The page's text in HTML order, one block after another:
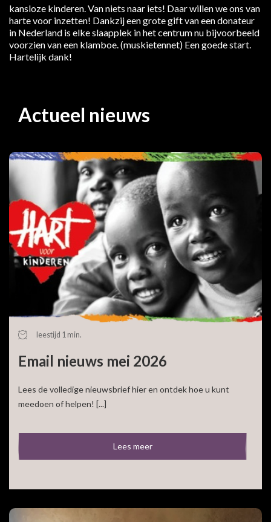
kansloze kinderen. Van niets naar iets! Daar willen we ons van
harte voor inzetten! Dankzij een grote gift van een donateur
in Nederland is elke slaapplek in het centrum nu bijvoorbeeld
voorzien van een klamboe. (muskietennet) Een goede start.
Hartelijk dank!
Actueel nieuws
leestijd 1 min.
Email nieuws mei 2026
Lees de volledige nieuwsbrief hier en ontdek hoe u kunt
meedoen of helpen! [...]
Lees meer